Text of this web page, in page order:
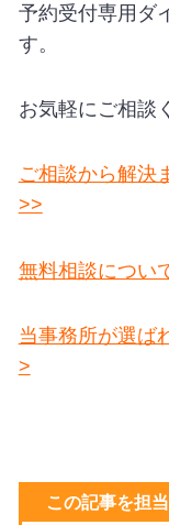
予約受付専用ダ
す。
お気軽にご相談
ご相談から解決
>>
無料相談につい
当事務所が選ば
>
この記事を担